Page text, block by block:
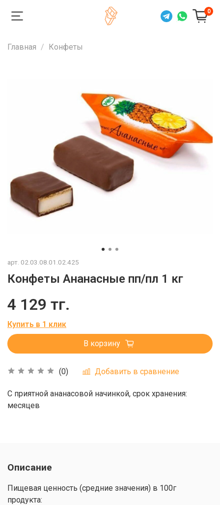
0
Главная Конфеты
арт. 02.03.08.01.02.425
Конфеты Ананасные пп/пл 1 кг
(0) Добавить в сравнение
4 129 тг.
Купить в 1 клик
В корзину
С приятной ананасовой начинкой, срок хранения:
месяцев
Описание
Пищевая ценность (средние значения) в 100г
продукта: